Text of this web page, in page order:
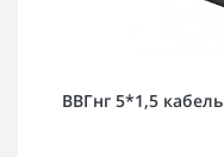
ВВГнг 5*1,5 кабель